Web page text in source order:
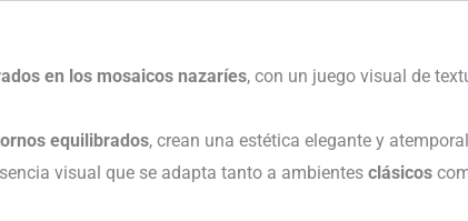
en los mosaicos nazaríes, con un juego visual de
equilibrados, crean una estética elegante y
visual que se adapta tanto a ambientes clásicos